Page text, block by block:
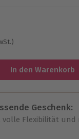
In den Warenkorb
Geschenk:
volle Flexibilität und